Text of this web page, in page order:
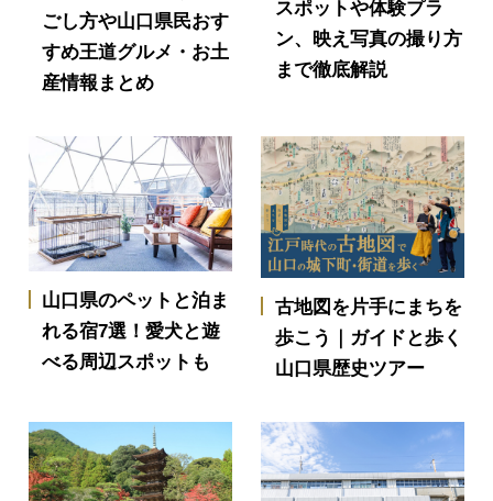
ごし方や山口県民おす
すめ王道グルメ・お土
産情報まとめ
スポットや体験プラ
ン、映え写真の撮り方
まで徹底解説
山口県のペットと泊ま
れる宿7選！愛犬と遊
べる周辺スポットも
古地図を片手にまちを
歩こう｜ガイドと歩く
山口県歴史ツアー